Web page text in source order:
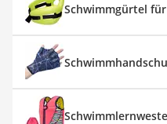
Schwimmgürtel
Schwimmlernweste